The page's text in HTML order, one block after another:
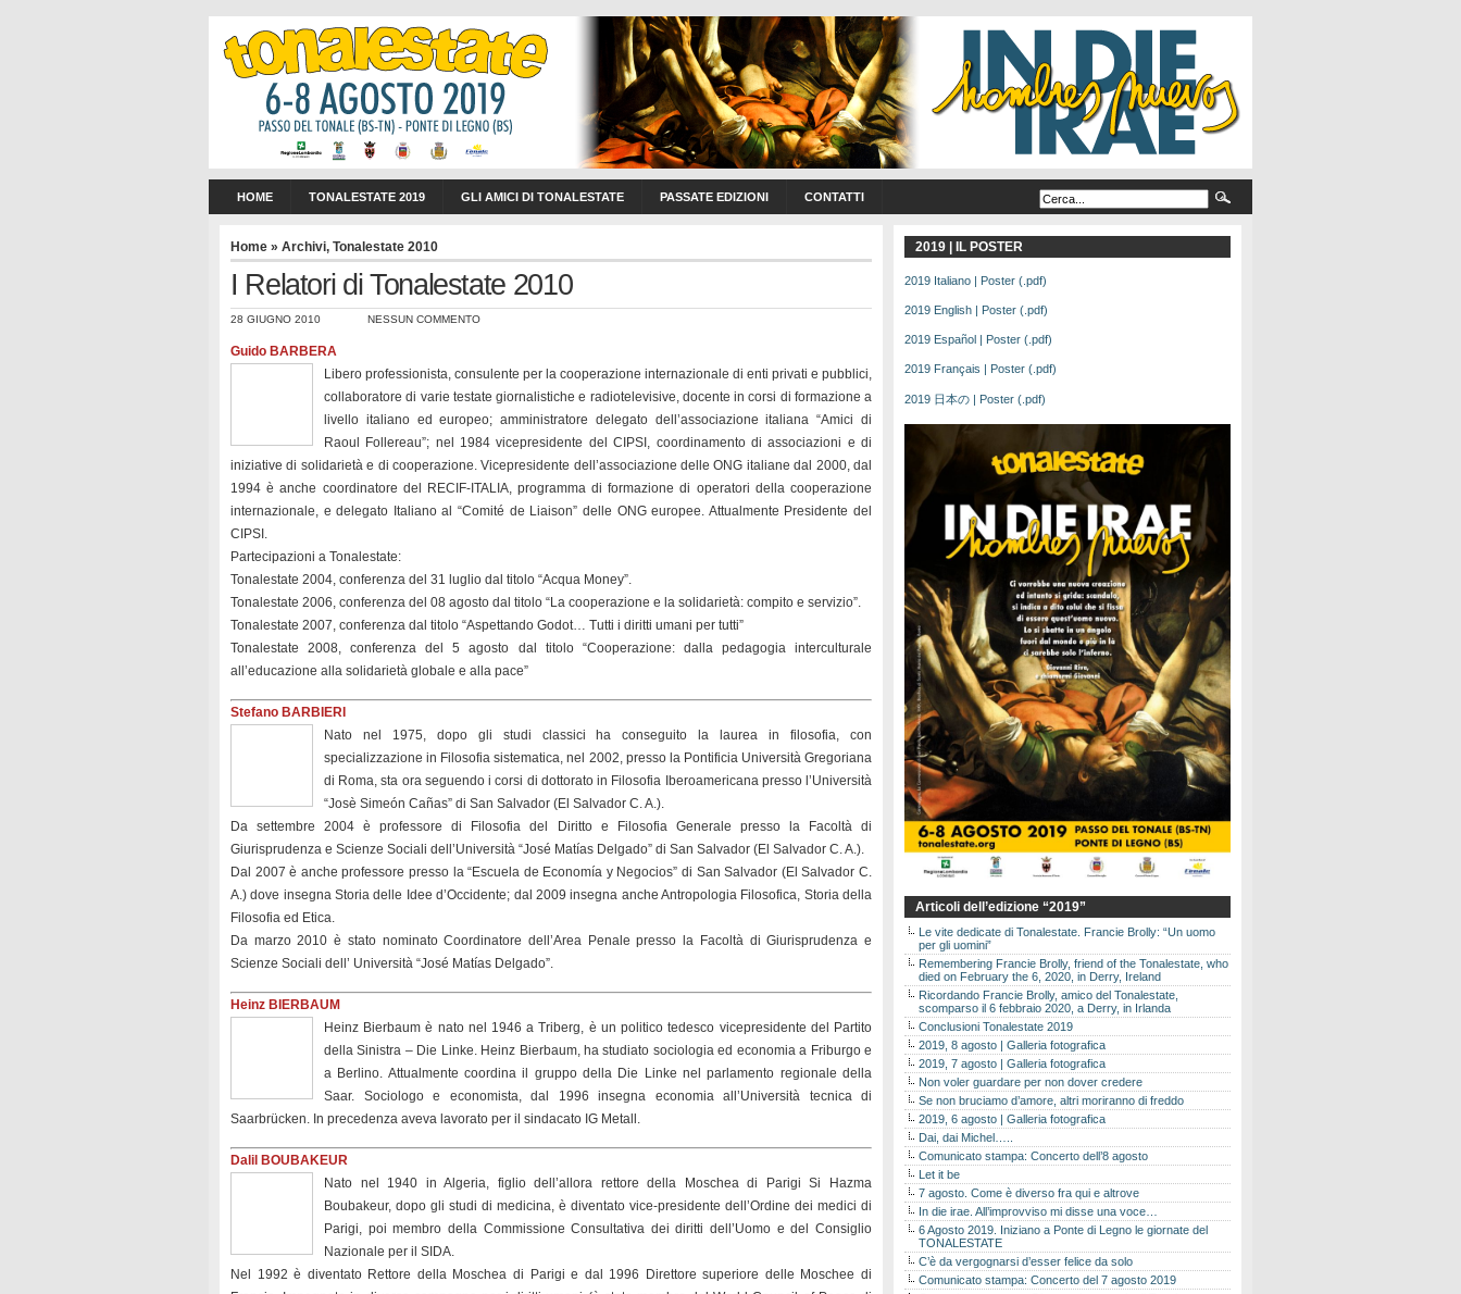
HOME TONALESTATE 2019 GLI AMICI DI TONALESTATE PASSATE EDIZIONI CONTATTI
Home » Archivi, Tonalestate 2010
I Relatori di Tonalestate 2010
28 GIUGNO 2010 NESSUN COMMENTO
Guido BARBERA
Libero professionista, consulente per la cooperazione internazionale di enti privati e pubblici,
collaboratore di varie testate giornalistiche e radiotelevisive, docente in corsi di formazione a
livello italiano ed europeo; amministratore delegato dell’associazione italiana “Amici di
Raoul Follereau”; nel 1984 vicepresidente del CIPSI, coordinamento di associazioni e di
iniziative di solidarietà e di cooperazione. Vicepresidente dell’associazione delle ONG italiane dal 2000, dal
1994 è anche coordinatore del RECIF-ITALIA, programma di formazione di operatori della cooperazione
internazionale, e delegato Italiano al “Comité de Liaison” delle ONG europee. Attualmente Presidente del
CIPSI.
Partecipazioni a Tonalestate:
Tonalestate 2004, conferenza del 31 luglio dal titolo “Acqua Money”.
Tonalestate 2006, conferenza del 08 agosto dal titolo “La cooperazione e la solidarietà: compito e servizio”.
Tonalestate 2007, conferenza dal titolo “Aspettando Godot… Tutti i diritti umani per tutti”
Tonalestate 2008, conferenza del 5 agosto dal titolo “Cooperazione: dalla pedagogia interculturale
all’educazione alla solidarietà globale e alla pace”
Stefano BARBIERI
Nato nel 1975, dopo gli studi classici ha conseguito la laurea in filosofia, con
specializzazione in Filosofia sistematica, nel 2002, presso la Pontificia Università Gregoriana
di Roma, sta ora seguendo i corsi di dottorato in Filosofia Iberoamericana presso l’Università
“Josè Simeón Cañas” di San Salvador (El Salvador C. A.).
Da settembre 2004 è professore di Filosofia del Diritto e Filosofia Generale presso la Facoltà di
Giurisprudenza e Scienze Sociali dell’Università “José Matías Delgado” di San Salvador (El Salvador C. A.).
Dal 2007 è anche professore presso la “Escuela de Economía y Negocios” di San Salvador (El Salvador C.
A.) dove insegna Storia delle Idee d’Occidente; dal 2009 insegna anche Antropologia Filosofica, Storia della
Filosofia ed Etica.
Da marzo 2010 è stato nominato Coordinatore dell’Area Penale presso la Facoltà di Giurisprudenza e
Scienze Sociali dell’ Università “José Matías Delgado”.
Heinz BIERBAUM
Heinz Bierbaum è nato nel 1946 a Triberg, è un politico tedesco vicepresidente del Partito
della Sinistra – Die Linke. Heinz Bierbaum, ha studiato sociologia ed economia a Friburgo e
a Berlino. Attualmente coordina il gruppo della Die Linke nel parlamento regionale della
Saar. Sociologo e economista, dal 1996 insegna economia all’Università tecnica di
Saarbrücken. In precedenza aveva lavorato per il sindacato IG Metall.
Dalil BOUBAKEUR
Nato nel 1940 in Algeria, figlio dell’allora rettore della Moschea di Parigi Si Hazma
Boubakeur, dopo gli studi di medicina, è diventato vice-presidente dell’Ordine dei medici di
Parigi, poi membro della Commissione Consultativa dei diritti dell’Uomo e del Consiglio
Nazionale per il SIDA.
Nel 1992 è diventato Rettore della Moschea di Parigi e dal 1996 Direttore superiore delle Moschee di
2019 | IL POSTER
2019 Italiano | Poster (.pdf)
2019 English | Poster (.pdf)
2019 Español | Poster (.pdf)
2019 Français | Poster (.pdf)
2019 日本の | Poster (.pdf)
Articoli dell’edizione “2019”
Le vite dedicate di Tonalestate. Francie Brolly: “Un uomo
per gli uomini”
Remembering Francie Brolly, friend of the Tonalestate, who
died on February the 6, 2020, in Derry, Ireland
Ricordando Francie Brolly, amico del Tonalestate,
scomparso il 6 febbraio 2020, a Derry, in Irlanda
Conclusioni Tonalestate 2019
2019, 8 agosto | Galleria fotografica
2019, 7 agosto | Galleria fotografica
Non voler guardare per non dover credere
Se non bruciamo d’amore, altri moriranno di freddo
2019, 6 agosto | Galleria fotografica
Dai, dai Michel…..
Comunicato stampa: Concerto dell’8 agosto
Let it be
7 agosto. Come è diverso fra qui e altrove
In die irae. All’improvviso mi disse una voce…
6 Agosto 2019. Iniziano a Ponte di Legno le giornate del
TONALESTATE
C’è da vergognarsi d’esser felice da solo
Comunicato stampa: Concerto del 7 agosto 2019